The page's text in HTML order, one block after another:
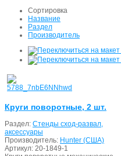
Сортировка
Название
Раздел
Производитель
Круги поворотные, 2 шт.
Раздел: Стенды сход-развал,
аксессуары
Производитель: Hunter (США)
Артикул: 20-1849-1